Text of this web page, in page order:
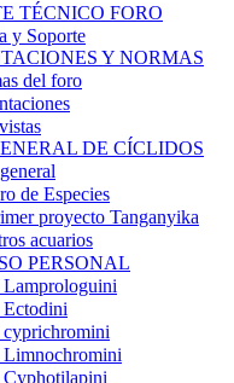
TÉCNICO FORO
y Soporte
Y NORMAS
del foro
DE CÍCLIDOS
de Especies
proyecto Tanganyika
acuarios
PERSONAL